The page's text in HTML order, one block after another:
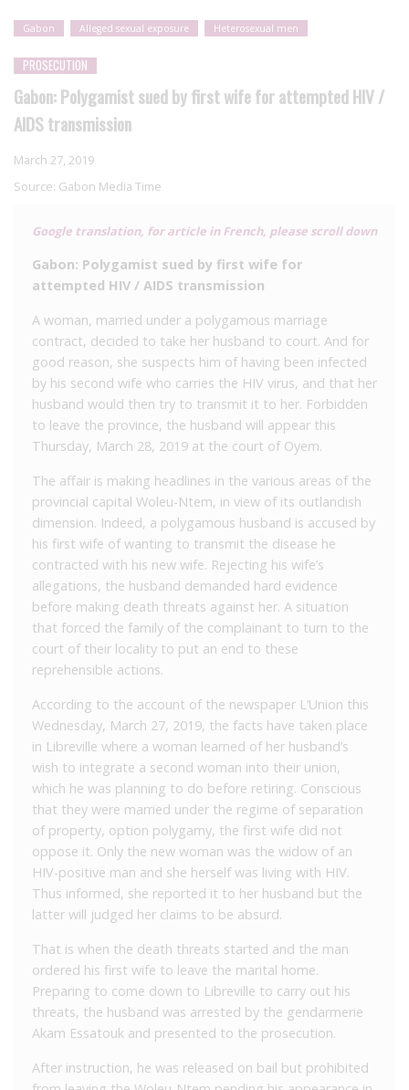
Gabon Alleged sexual exposure Heterosexual men
PROSECUTION
Gabon: Polygamist sued by first wife for attempted HIV /
AIDS transmission
March 27, 2019
Source: Gabon Media Time
Google translation, for article in French, please scroll down
Gabon: Polygamist sued by first wife for
attempted HIV / AIDS transmission
A woman, married under a polygamous marriage
contract, decided to take her husband to court. And for
good reason, she suspects him of having been infected
by his second wife who carries the HIV virus, and that her
husband would then try to transmit it to her. Forbidden
to leave the province, the husband will appear this
Thursday, March 28, 2019 at the court of Oyem.
The affair is making headlines in the various areas of the
provincial capital Woleu-Ntem, in view of its outlandish
dimension. Indeed, a polygamous husband is accused by
his first wife of wanting to transmit the disease he
contracted with his new wife. Rejecting his wife’s
allegations, the husband demanded hard evidence
before making death threats against her. A situation
that forced the family of the complainant to turn to the
court of their locality to put an end to these
reprehensible actions.
According to the account of the newspaper L’Union this
Wednesday, March 27, 2019, the facts have taken place
in Libreville where a woman learned of her husband’s
wish to integrate a second woman into their union,
which he was planning to do before retiring. Conscious
that they were married under the regime of separation
of property, option polygamy, the first wife did not
oppose it. Only the new woman was the widow of an
HIV-positive man and she herself was living with HIV.
Thus informed, she reported it to her husband but the
latter will judged her claims to be absurd.
That is when the death threats started and the man
ordered his first wife to leave the marital home.
Preparing to come down to Libreville to carry out his
threats, the husband was arrested by the gendarmerie
Akam Essatouk and presented to the prosecution.
After instruction, he was released on bail but prohibited